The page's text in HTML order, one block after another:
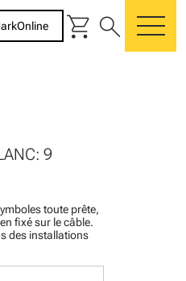
shopping_cart search
9
toute prête,
fixé sur le câble.
des installations